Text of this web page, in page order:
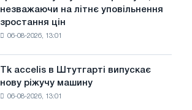
незважаючи на літнє уповільнення
зростання цін
06-08-2026, 13:01
Tk accelis в Штутгарті випускає
нову ріжучу машину
06-08-2026, 13:01